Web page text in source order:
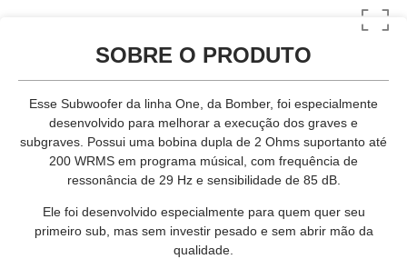
SOBRE O PRODUTO
Esse Subwoofer da linha One, da Bomber, foi especialmente
desenvolvido para melhorar a execução dos graves e
subgraves. Possui uma bobina dupla de 2 Ohms suportanto até
200 WRMS em programa músical, com frequência de
ressonância de 29 Hz e sensibilidade de 85 dB.
Ele foi desenvolvido especialmente para quem quer seu
primeiro sub, mas sem investir pesado e sem abrir mão da
qualidade.